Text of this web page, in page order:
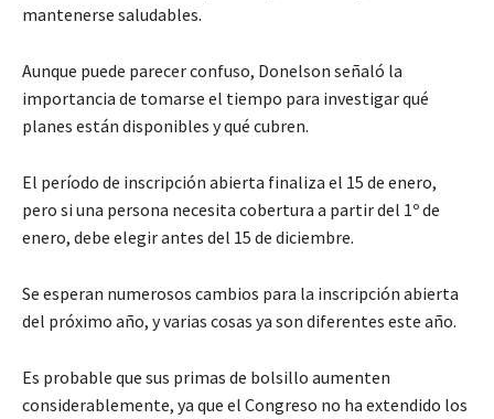
mantenerse saludables.
Aunque puede parecer confuso, Donelson señaló la
importancia de tomarse el tiempo para investigar qué
planes están disponibles y qué cubren.
El período de inscripción abierta finaliza el 15 de enero,
pero si una persona necesita cobertura a partir del 1º de
enero, debe elegir antes del 15 de diciembre.
Se esperan numerosos cambios para la inscripción abierta
del próximo año, y varias cosas ya son diferentes este año.
Es probable que sus primas de bolsillo aumenten
considerablemente, ya que el Congreso no ha extendido los